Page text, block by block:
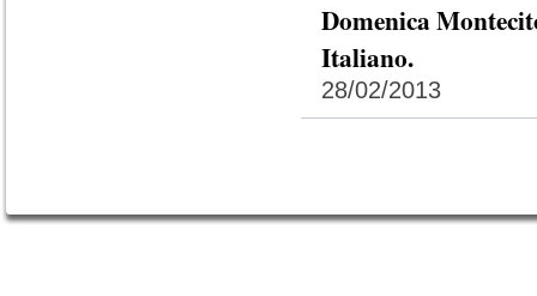
Domenica
Italiano.
28/02/2013